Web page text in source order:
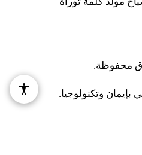
بإيمان وتكنولوجيا.